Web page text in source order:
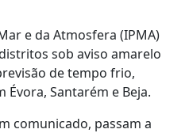
e da Atmosfera (IPMA)
sob aviso amarelo
de tempo frio,
Santarém e Beja.
comunicado, passam a